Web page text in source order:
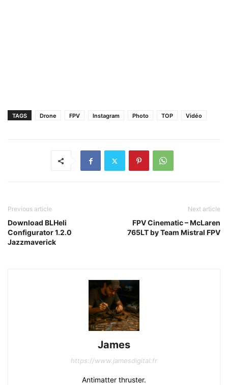
TAGS Drone FPV Instagram Photo TOP Vidéo
Previous article
Download BLHeli
Configurator 1.2.0
Jazzmaverick
Next article
FPV Cinematic – McLaren
765LT by Team Mistral FPV
James
https://www.jamesdigital.fr
Antimatter thruster.